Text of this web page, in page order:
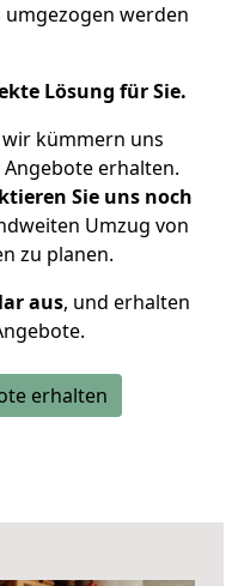
umgezogen werden
Lösung für Sie.
wir kümmern uns
erhalten.
Sie uns noch
Umzug von
zu planen.
aus, und erhalten
erhalten